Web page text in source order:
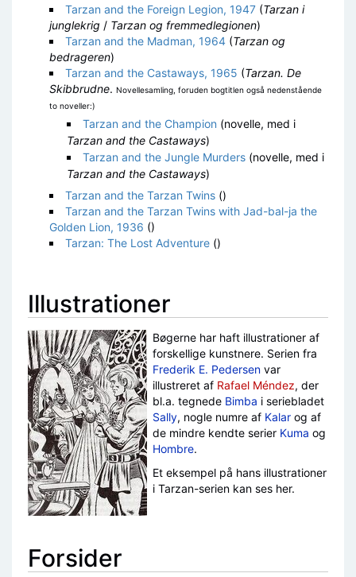
Tarzan and the Foreign Legion, 1947(Tarzan i
junglekrig / Tarzan og fremmedlegionen)
Tarzan and the Madman, 1964(Tarzan og
bedrageren)
Tarzan and the Castaways, 1965 (Tarzan. De
Skibbrudne. Novellesamling, foruden bogtitlen også nedenstående
to noveller:)
Tarzan and the Champion (novelle, med i
Tarzan and the Castaways)
Tarzan and the Jungle Murders (novelle, med i
Tarzan and the Castaways)
Tarzan and the Tarzan Twins()
Tarzan and the Tarzan Twins with Jad-bal-ja the
Golden Lion, 1936 ()
Tarzan: The Lost Adventure()
Illustrationer
Bøgerne har haft illustrationer af
forskellige kunstnere. Serien fra
Frederik E. Pedersen var
illustreret af Rafael Méndez, der
bl.a. tegnede Bimba i seriebladet
Sally, nogle numre af Kalar og af
de mindre kendte serier Kuma og
Hombre.
Et eksempel på hans illustrationer
i Tarzan-serien kan ses her.
Forsider